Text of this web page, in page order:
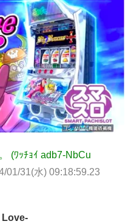
(ﾜｯﾁｮｲ adb7-NbCu
01/31(水) 09:18:59.23
Love-